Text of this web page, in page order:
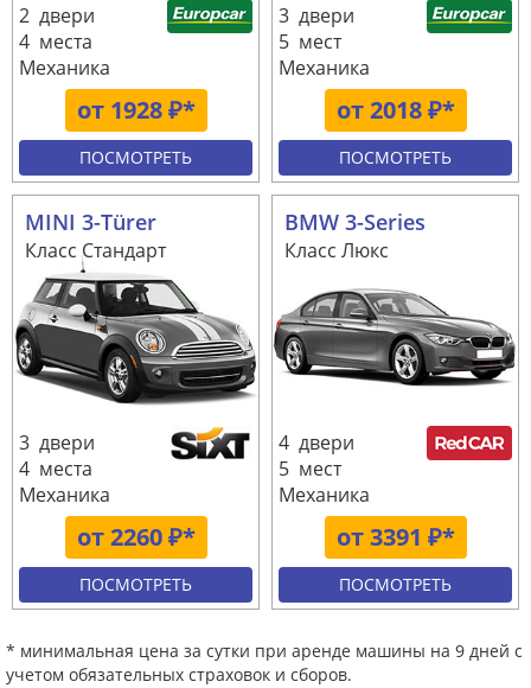
от 1928 ₽*
2 двери
4 места
Механика
ПОСМОТРЕТЬ
от 2018 ₽*
3 двери
5 мест
Механика
ПОСМОТРЕТЬ
MINI 3-Türer
Класс Стандарт
от 2260 ₽*
3 двери
4 места
Механика
ПОСМОТРЕТЬ
BMW 3-Series
Класс Люкс
от 3391 ₽*
4 двери
5 мест
Механика
ПОСМОТРЕТЬ
* минимальная цена за сутки при аренде машины на 9 дней с
учетом обязательных страховок и сборов.